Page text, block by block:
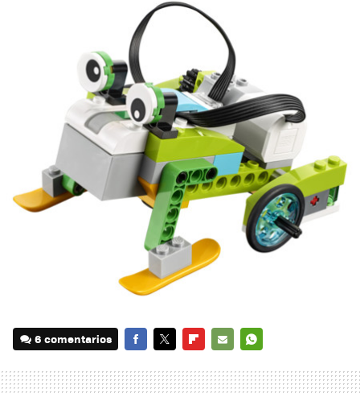
6 comentarios
MAIL